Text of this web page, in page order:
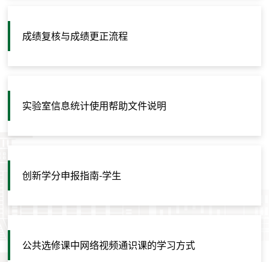
成绩复核与成绩更正流程
实验室信息统计使用帮助文件说明
创新学分申报指南-学生
公共选修课中网络视频通识课的学习方式